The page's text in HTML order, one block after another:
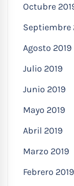
Octubre
Septiembre
Agosto 2019
Julio 2019
Junio 2019
Mayo 2019
Abril 2019
Marzo 2019
Febrero 2019